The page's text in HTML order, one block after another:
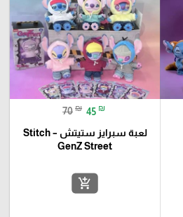
70 ₪ 45 ₪
لعبة سبرايز ستيتش Stitch –
GenZ Street
add_shopping_cart